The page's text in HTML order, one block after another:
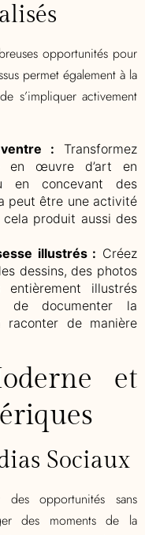
opportunités pour
permet également à la
s’impliquer activement
: Transformez
en œuvre d’art en
en concevant des
peut être une activité
produit aussi des
illustrés : Créez
dessins, des photos
illustrés
de documenter la
raconter de manière
et
Sociaux
opportunités sans
des moments de la